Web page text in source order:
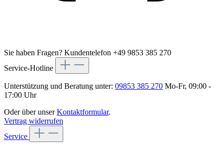
Sie haben Fragen? Kundentelefon +49 9853 385 270
Service-Hotline
Unterstützung und Beratung unter: 09853 385 270 Mo-Fr, 09:00 -
17:00 Uhr
Oder über unserKontaktformular.
Vertrag widerrufen
Service